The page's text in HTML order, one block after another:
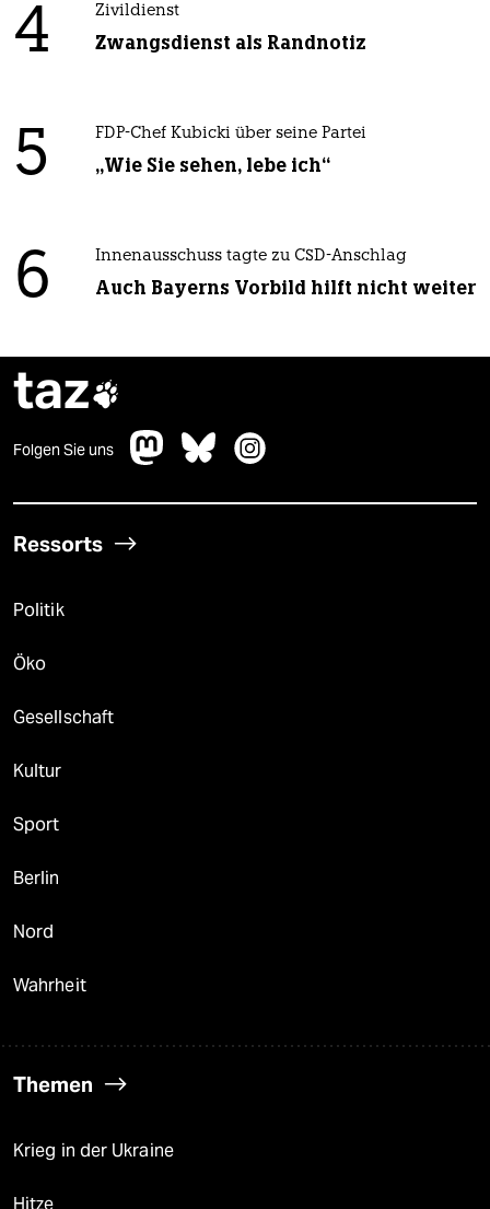
4 Zivildienst
Zwangsdienst als Randnotiz
5 FDP-Chef Kubicki über seine Partei
„Wie Sie sehen, lebe ich“
6 Innenausschuss tagte zu CSD-Anschlag
Auch Bayerns Vorbild hilft nicht weiter
taz
Folgen Sie uns
Ressorts
Politik
Öko
Gesellschaft
Kultur
Sport
Berlin
Nord
Wahrheit
Themen
Krieg in der Ukraine
Hitze